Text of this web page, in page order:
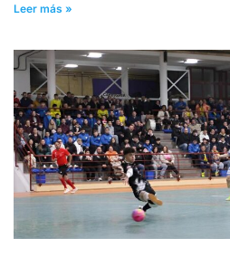
Leer más »